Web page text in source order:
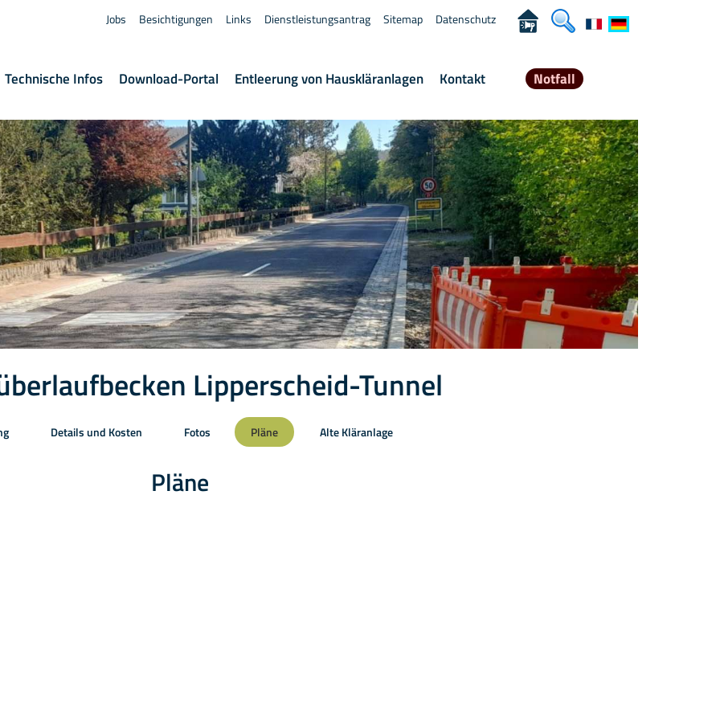
Technische Infos Download-Portal Entleerung von Hauskläranlagen Kontakt Notfall
Jobs Besichtigungen Links Dienstleistungsantrag Sitemap Datenschutz
Lipperscheid-Tunnel
Details und Kosten Fotos Pläne Alte Kläranlage
Pläne